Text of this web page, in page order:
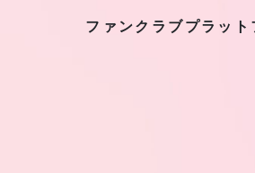
ファンクラブプラット